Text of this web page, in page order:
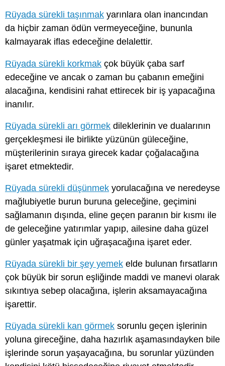
Rüyada sürekli taşınmak yarınlara olan inancından
da hiçbir zaman ödün vermeyeceğine, bununla
kalmayarak iflas edeceğine delalettir.
Rüyada sürekli korkmak çok büyük çaba sarf
edeceğine ve ancak o zaman bu çabanın emeğini
alacağına, kendisini rahat ettirecek bir iş yapacağına
inanılır.
Rüyada sürekli arı görmek dileklerinin ve dualarının
gerçekleşmesi ile birlikte yüzünün güleceğine,
müşterilerinin sıraya girecek kadar çoğalacağına
işaret etmektedir.
Rüyada sürekli düşünmek yorulacağına ve neredeyse
mağlubiyetle burun buruna geleceğine, geçimini
sağlamanın dışında, eline geçen paranın bir kısmı ile
de geleceğine yatırımlar yapıp, ailesine daha güzel
günler yaşatmak için uğraşacağına işaret eder.
Rüyada sürekli bir şey yemek elde bulunan fırsatların
çok büyük bir sorun eşliğinde maddi ve manevi olarak
sıkıntıya sebep olacağına, işlerin aksamayacağına
işarettir.
Rüyada sürekli kan görmek sorunlu geçen işlerinin
yoluna gireceğine, daha hazırlık aşamasındayken bile
işlerinde sorun yaşayacağına, bu sorunlar yüzünden